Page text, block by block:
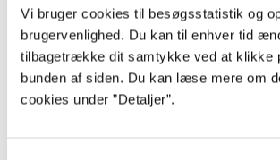
Vi bruger cookies til besøgsstatistik og
brugervenlighed. Du kan til enhver tid
tilbagetrække dit samtykke ved at klikke
bunden af siden. Du kan læse mere om
cookies under ”Detaljer”.
lorem ipsum dolor sit amet ...
lorem ipsum dolor sit amet ...
lorem ipsum dolor sit amet ...
lorem ipsum dolor sit amet ...
lorem ipsum dolor sit amet ...